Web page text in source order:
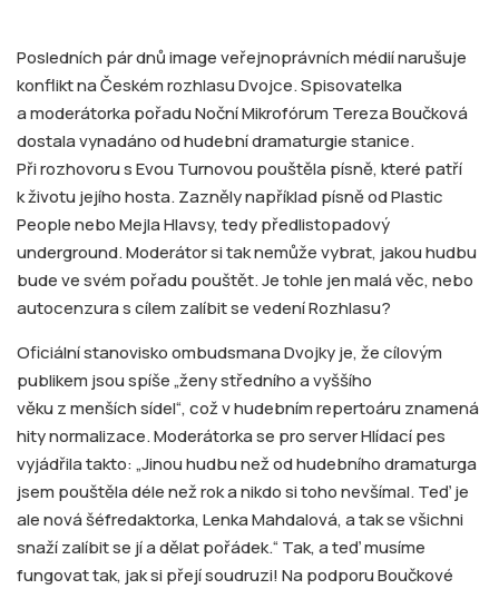
Posledních pár dnů image veřejnoprávních médií narušuje
konflikt na Českém rozhlasu Dvojce. Spisovatelka
a moderátorka pořadu Noční Mikrofórum Tereza Boučková
dostala vynadáno od hudební dramaturgie stanice.
Při rozhovoru s Evou Turnovou pouštěla písně, které patří
k životu jejího hosta. Zazněly například písně od Plastic
People nebo Mejla Hlavsy, tedy předlistopadový
underground. Moderátor si tak nemůže vybrat, jakou hudbu
bude ve svém pořadu pouštět. Je tohle jen malá věc, nebo
autocenzura s cílem zalíbit se vedení Rozhlasu?
Oficiální stanovisko ombudsmana Dvojky je, že cílovým
publikem jsou spíše „ženy středního a vyššího
věku z menších sídel“, což v hudebním repertoáru znamená
hity normalizace. Moderátorka se pro server Hlídací pes
vyjádřila takto: „Jinou hudbu než od hudebního dramaturga
jsem pouštěla déle než rok a nikdo si toho nevšímal. Teď je
ale nová šéfredaktorka, Lenka Mahdalová, a tak se všichni
snaží zalíbit se jí a dělat pořádek.“ Tak, a teď musíme
fungovat tak, jak si přejí soudruzi! Na podporu Boučkové